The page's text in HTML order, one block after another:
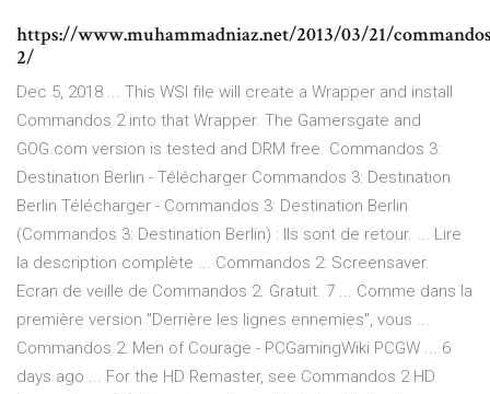
https://www.muhammadniaz.net/2013/03/21/
2/
Dec 5, 2018 ... This WSI file will create a Wrapper and install
Commandos 2 into that Wrapper. The Gamersgate and
GOG.com version is tested and DRM free. Commandos 3:
Destination Berlin - Télécharger Commandos 3: Destination
Berlin Télécharger - Commandos 3: Destination Berlin
(Commandos 3: Destination Berlin) : Ils sont de retour. ... Lire
la description complète ... Commandos 2: Screensaver.
Ecran de veille de Commandos 2. Gratuit. 7 ... Comme dans la
première version "Derrière les lignes ennemies", vous ...
Commandos 2: Men of Courage - PCGamingWiki PCGW ... 6
days ago ... For the HD Remaster, see Commandos 2 HD